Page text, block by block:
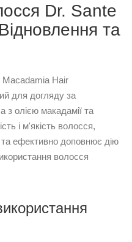
Dr. Sante
та
Hair
для догляду за
олією макадамії та
і м'якість волосся,
та ефективно доповнює дію
волосся